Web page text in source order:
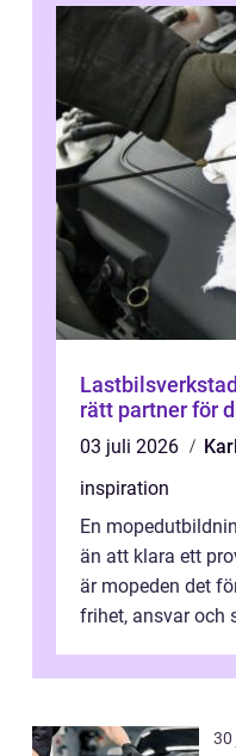
Lastbilsverkstad
rätt partner för
03 juli 2026
inspiration
En
än att klara ett
är mopeden det
frihet, ansvar och
30